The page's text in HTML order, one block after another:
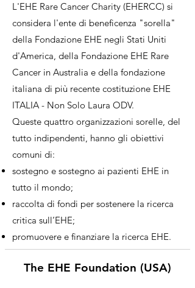
L'EHE Rare Cancer Charity (EHERCC) si
considera l'ente di beneficenza "sorella"
della Fondazione EHE negli Stati Uniti
d'America, della Fondazione EHE Rare
Cancer in Australia e della fondazione
italiana di più recente costituzione EHE
ITALIA - Non Solo Laura ODV.
Queste quattro organizzazioni sorelle, del
tutto indipendenti, hanno gli obiettivi
comuni di:
sostegno e sostegno ai pazienti EHE in
tutto il mondo;
raccolta di fondi per sostenere la ricerca
critica sull’EHE;
promuovere e finanziare la ricerca EHE.
The EHE Foundation (USA)